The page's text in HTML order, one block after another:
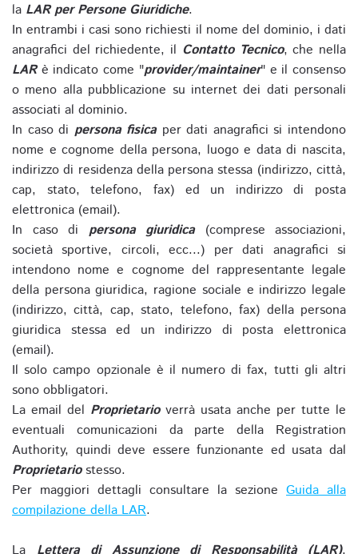
la LAR per Persone Giuridiche.
In entrambi i casi sono richiesti il nome del dominio, i dati
anagrafici del richiedente, il Contatto Tecnico, che nella
LARè indicato come "provider/maintainer" e il consenso
o meno alla pubblicazione su internet dei dati personali
associati al dominio.
In caso di persona fisicaper dati anagrafici si intendono
nome e cognome della persona, luogo e data di nascita,
indirizzo di residenza della persona stessa (indirizzo, città,
cap, stato, telefono, fax) ed un indirizzo di posta
elettronica (email).
In caso di persona giuridica(comprese associazioni,
società sportive, circoli, ecc...) per dati anagrafici si
intendono nome e cognome del rappresentante legale
della persona giuridica, ragione sociale e indirizzo legale
(indirizzo, città, cap, stato, telefono, fax) della persona
giuridica stessa ed un indirizzo di posta elettronica
(email).
Il solo campo opzionale è il numero di fax, tutti gli altri
sono obbligatori.
La email del Proprietarioverrà usata anche per tutte le
eventuali comunicazioni da parte della Registration
Authority, quindi deve essere funzionante ed usata dal
Proprietariostesso.
Per maggiori dettagli consultare la sezione Guida alla
compilazione della LAR.